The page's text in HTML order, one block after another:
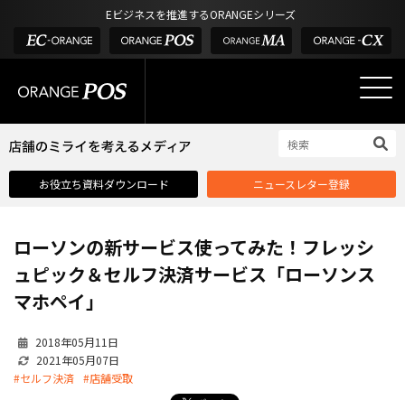
Eビジネスを推進するORANGEシリーズ
タッチパネル式カスタマーディスプレイ
インフラ環境・サポート
業界別ソリューション
酒販・ワイン
サロン
デジタル化・AI導入補助金
お役立ち記事
POS お役立ち情報
店舗のミライを考えるメディア
03-6432-0346
電話受付：平日 10:00~17:00
お役立ち資料ダウンロード ニュースレター登録
ローソンの新サービス使ってみた！フレッシ
ュピック＆セルフ決済サービス「ローソンス
マホペイ」
2018年05月11日
2021年05月07日
#セルフ決済 #店舗受取